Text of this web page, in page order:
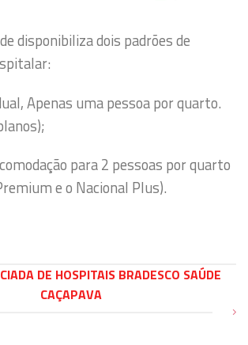
disponibiliza dois padrões de
Apenas uma pessoa por quarto.
para 2 pessoas por quarto
e o Nacional Plus).
DE HOSPITAIS BRADESCO SAÚDE
CAÇAPAVA